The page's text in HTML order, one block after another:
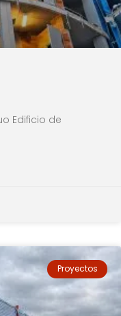
Edificio de
Proyectos